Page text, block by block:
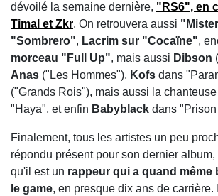
dévoilé la semaine dernière, "RS6", en
Timal et Zkr. On retrouvera aussi
"Sombrero", Lacrim sur "Cocaïne",
morceau "Full Up", mais aussi Dibson
Anas ("Les Hommes"), Kofs dans
("Grands Rois"), mais aussi la chanteuse
"Haya", et enfin Babyblack dans
Finalement, tous les artistes un peu
répondu présent pour son dernier
qu'il est un rappeur qui a quand même
le game, en presque dix ans de carrière.